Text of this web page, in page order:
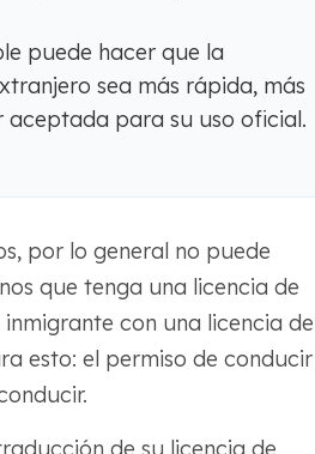
puede hacer que la
sea más rápida, más
para su uso oficial.
por lo general no puede
que tenga una licencia de
con una licencia de
esto: el permiso de conducir